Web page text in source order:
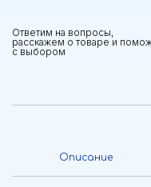
Ответим на вопросы,
расскажем о товаре и
с выбором
Описание